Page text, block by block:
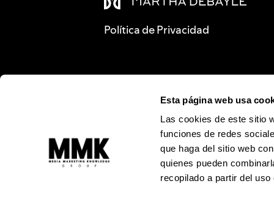
Esta página web usa
Las cookies de este sitio
funciones de redes
que haga del sitio web
quienes pueden
recopilado a partir del
Política de Privacidad